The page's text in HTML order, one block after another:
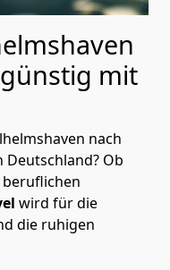
mit
nach
Deutschland? Ob
wird für die
die ruhigen